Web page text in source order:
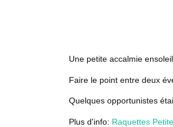
Une petite accalmie
Faire le point entre deux
Quelques opportunistes
Plus d'info: Raquettes